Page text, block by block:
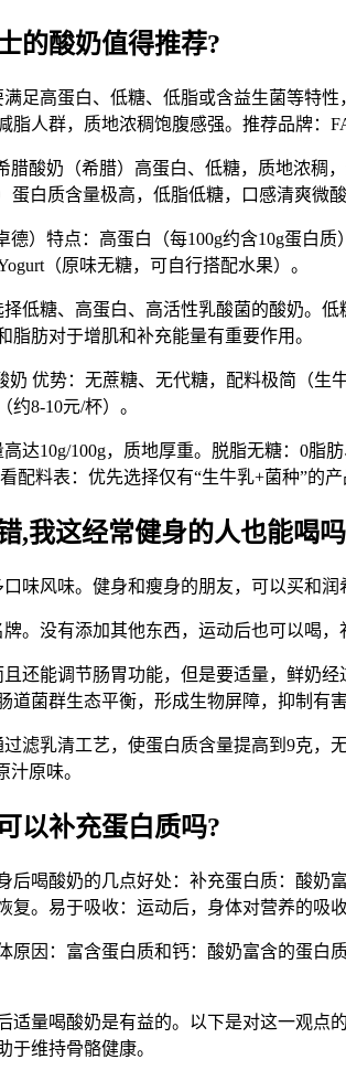
的酸奶值得推荐?
足高蛋白、低糖、低脂或含益生菌等特
脂人群，质地浓稠饱腹感强。推荐品牌：
腊酸奶（希腊）高蛋白、低糖，质地浓稠
蛋白质含量极高，低脂低糖，口感清爽微酸
德）特点：高蛋白（每100g约含10g蛋白
（原味无糖，可自行搭配水果）。
低糖、高蛋白、高活性乳酸菌的酸奶。
脂肪对于增肌和补充能量有重要作用。
奶 优势：无蔗糖、无代糖，配料极简（
8-10元/杯）。
达10g/100g，质地厚重。脱脂无糖：0
配料表：优先选择仅有“生牛乳+菌种”的产
,我这经常健身的人也能喝
味风味。健身和瘦身的朋友，可以买和
。没有添加其他东西，运动后也可以喝，
还能调节肠胃功能，但是要适量，鲜奶
道菌群生态平衡，形成生物屏障，抑制有
滤乳清工艺，使蛋白质含量提高到9克，
汁原味。
以补充蛋白质吗?
后喝酸奶的几点好处：补充蛋白质：酸
复。易于吸收：运动后，身体对营养的吸收
原因：富含蛋白质和钙：酸奶富含的蛋
适量喝酸奶是有益的。以下是对这一观
于维持骨骼健康。